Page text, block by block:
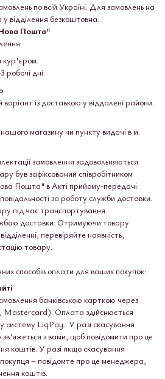
по всій Україні. Для замовлень на
відділення безкоштовна.
Пошта"
кур'єром.
робочі дні.
із доставкою у віддалені райони.
магазину чи пункту видачі в м.
замовлення задовольняються
був зафіксований співробітником
Пошта" в Акті прийому-передачі.
за роботу служби доставки.
під час транспортування
доставки. Отримуючи товару
перевіряйте наявність,
товару.
способів оплати для ваших покупок:
банківською карткою через
Mastercard). Оплата здійснюється
систему LiqPay. У разі скасування
з вами, щоб повідомити про це
коштів. У разі якщо скасування
– повідомте про це менеджера,
коштів.